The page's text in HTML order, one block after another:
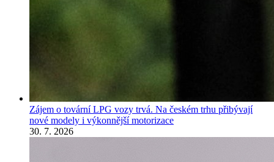
Zájem o tovární LPG vozy trvá. Na českém trhu přibývají
nové modely i výkonnější motorizace
30. 7. 2026